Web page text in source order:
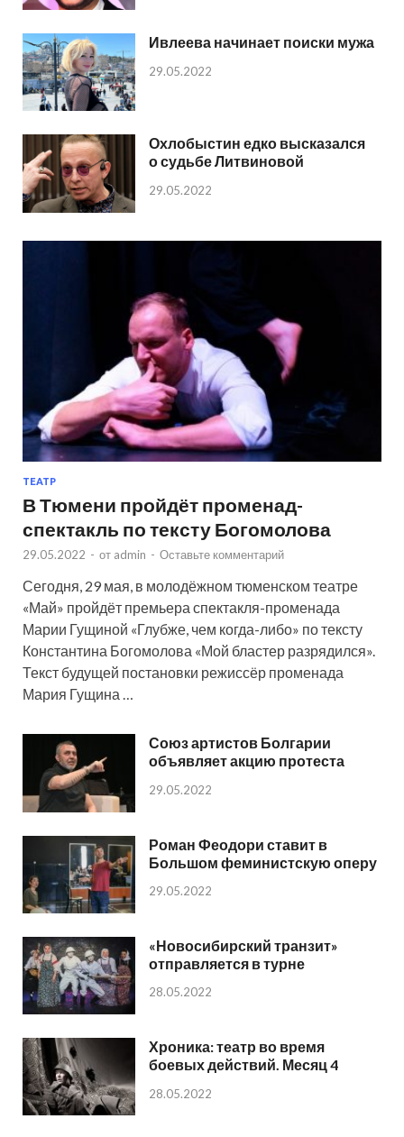
Ивлеева начинает поиски мужа
29.05.2022
Охлобыстин едко высказался
о судьбе Литвиновой
29.05.2022
ТЕАТР
В Тюмени пройдёт променад-
спектакль по тексту Богомолова
29.05.2022 - от admin - Оставьте комментарий
Сегодня, 29 мая, в молодёжном тюменском театре
«Май» пройдёт премьера спектакля-променада
Марии Гущиной «Глубже, чем когда-либо» по тексту
Константина Богомолова «Мой бластер разрядился».
Текст будущей постановки режиссёр променада
Мария Гущина …
Союз артистов Болгарии
объявляет акцию протеста
29.05.2022
Роман Феодори ставит в
Большом феминистскую оперу
29.05.2022
«Новосибирский транзит»
отправляется в турне
28.05.2022
Хроника: театр во время
боевых действий. Месяц 4
28.05.2022